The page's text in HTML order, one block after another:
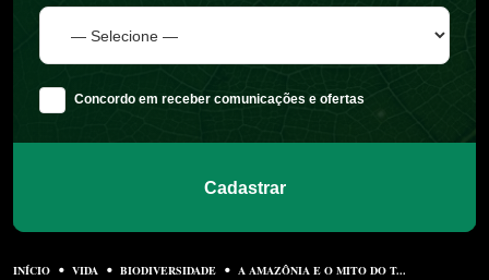
Concordo em receber comunicações e ofertas
Cadastrar
INÍCIO VIDA BIODIVERSIDADE A AMAZÔNIA E O MITO DO T...